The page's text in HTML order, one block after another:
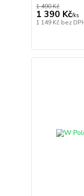
1 490 Kč
1 390 Kč/ks
1 149 Kč bez